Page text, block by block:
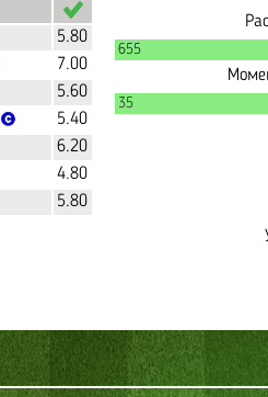
5.80
7.00
5.60
5.40
6.20
4.80
5.80
655
35